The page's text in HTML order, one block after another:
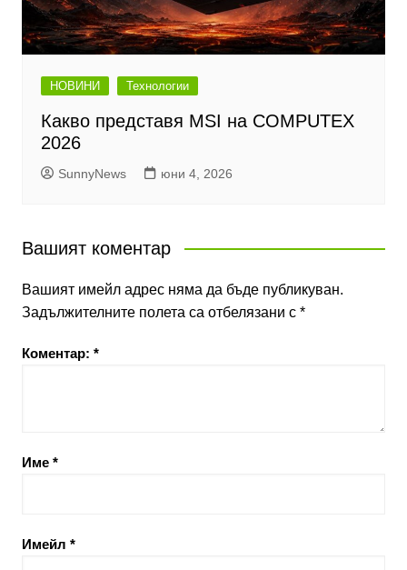
НОВИНИ Технологии
Какво представя MSI на COMPUTEX
2026
SunnyNews юни 4, 2026
Вашият коментар
Вашият имейл адрес няма да бъде публикуван.
Задължителните полета са отбелязани с *
Коментар: *
Име *
Имейл *